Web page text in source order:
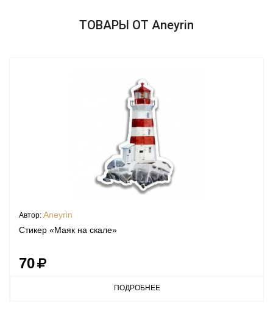
ТОВАРЫ ОТ Aneyrin
Автор: Aneyrin
Стикер «Маяк на скале»
70
ПОДРОБНЕЕ